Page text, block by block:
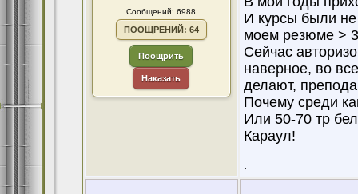
Сообщений: 6988
ПООЩРЕНИЙ: 64
Поощрить
Наказать
И курсы были не
моем резюме >
Сейчас
наверное, во
делают,
Почему среди
Или 50-70 тр
Караул!
.